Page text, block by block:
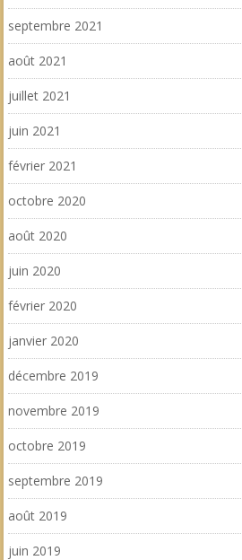
septembre 2021
août 2021
juillet 2021
juin 2021
février 2021
octobre 2020
août 2020
juin 2020
février 2020
janvier 2020
décembre 2019
novembre 2019
octobre 2019
septembre 2019
août 2019
juin 2019